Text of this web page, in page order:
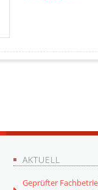
AKTUELL
Geprüfter